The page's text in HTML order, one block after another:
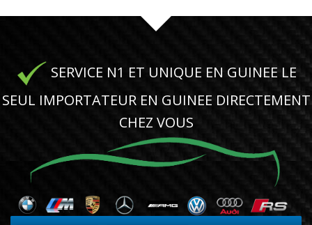
SERVICE N1 ET UNIQUE EN GUINEE LE
SEUL IMPORTATEUR EN GUINEE DIRECTEMENT
CHEZ VOUS